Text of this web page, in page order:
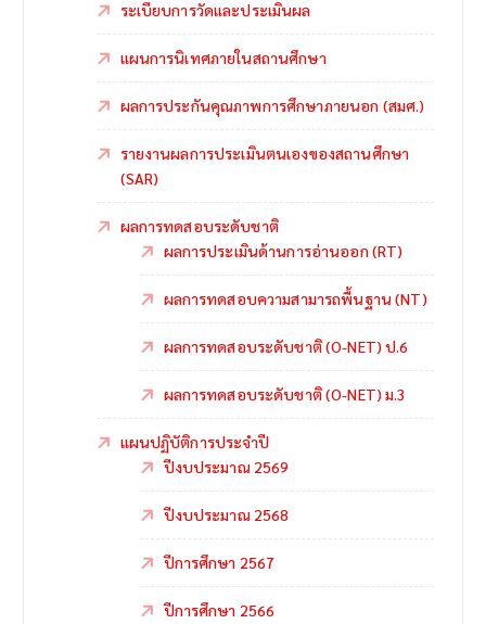
ระเบียบการวัดและประเมินผล
แผนการนิเทศภายในสถานศึกษา
ผลการประกันคุณภาพการศึกษาภายนอก (สมศ.)
รายงานผลการประเมินตนเองของสถานศึกษา
(SAR)
ผลการทดสอบระดับชาติ
ผลการประเมินด้านการอ่านออก (RT)
ผลการทดสอบความสามารถพื้นฐาน (NT)
ผลการทดสอบระดับชาติ (O-NET) ป.6
ผลการทดสอบระดับชาติ (O-NET) ม.3
แผนปฏิบัติการประจำปี
ปีงบประมาณ 2569
ปีงบประมาณ 2568
ปีการศึกษา 2567
ปีการศึกษา 2566